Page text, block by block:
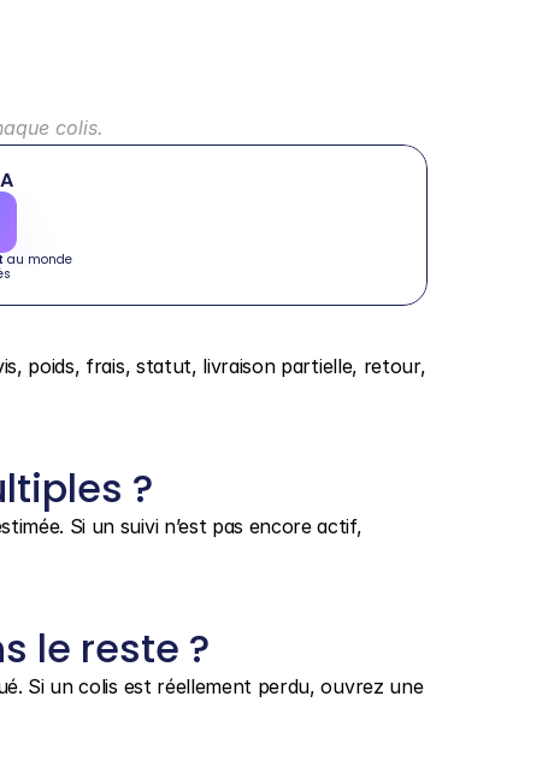
colis.
au monde
poids, frais, statut, livraison partielle, retour,
?
Si un suivi n’est pas encore actif,
le reste ?
Si un colis est réellement perdu, ouvrez une